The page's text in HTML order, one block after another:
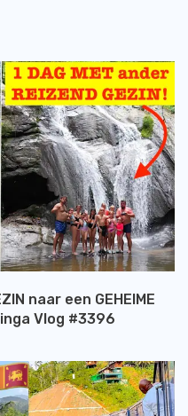
naar een GEHEIME
Vlog #3396